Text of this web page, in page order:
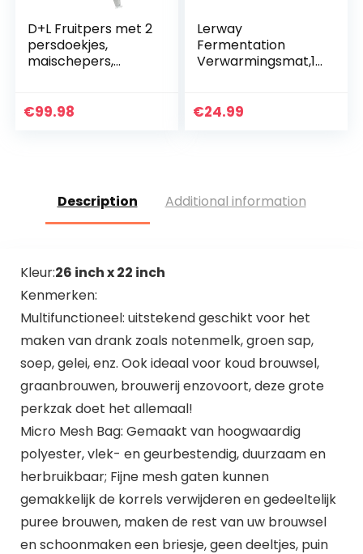
D+L Fruitpers met 2
persdoekjes,
maischepers,
sappers, fruit, 18
€99.98
Lerway
Fermentation
Verwarmingsmat,12
Verwijderbare
Brouwen en
€24.99
Description Additional information
Kleur:26 inch x 22 inch
Kenmerken:
Multifunctioneel: uitstekend geschikt voor het
maken van drank zoals notenmelk, groen sap,
soep, gelei, enz. Ook ideaal voor koud brouwsel,
graanbrouwen, brouwerij enzovoort, deze grote
perkzak doet het allemaal!
Micro Mesh Bag: Gemaakt van hoogwaardig
polyester, vlek- en geurbestendig, duurzaam en
herbruikbaar; Fijne mesh gaten kunnen
gemakkelijk de korrels verwijderen en gedeeltelijk
puree brouwen, maken de rest van uw brouwsel
en schoonmaken een briesje, geen deeltjes, puin